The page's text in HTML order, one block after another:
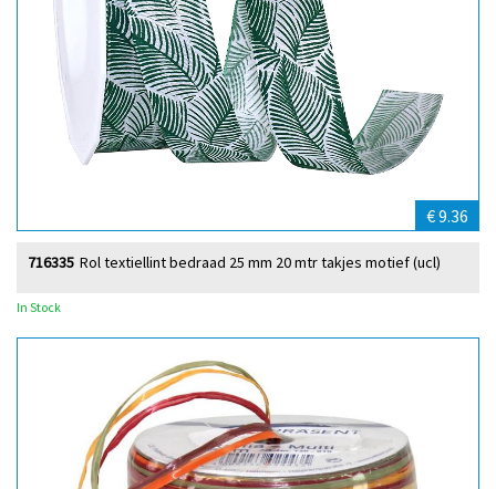
€ 9.36
Rol textiellint bedraad 25 mm 20 mtr takjes motief (ucl)
716335
In Stock